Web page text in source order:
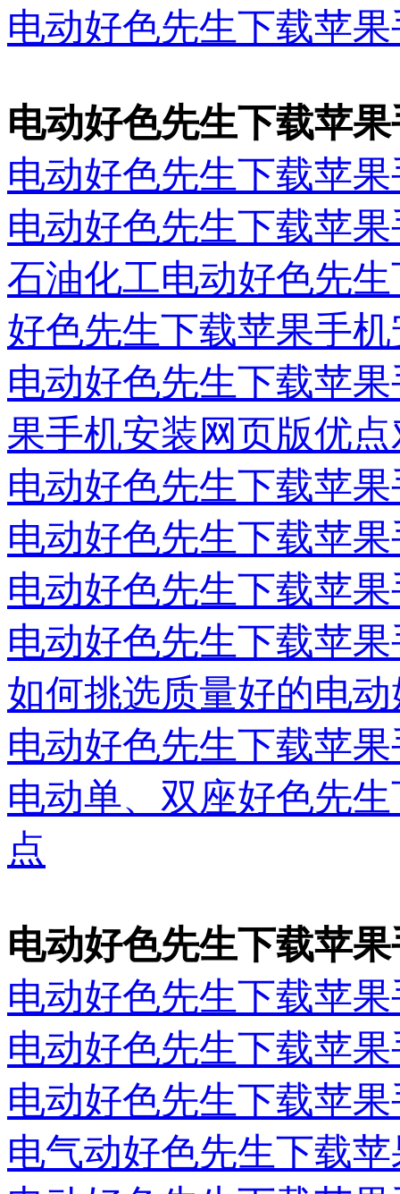
电动好色先生下载苹
电动好色先生下载苹
电动好色先生下载苹
电动好色先生下载苹
石油化工电动好色先
好色先生下载苹果手
电动好色先生下载苹
果手机安装网页版优
电动好色先生下载苹
电动好色先生下载苹
电动好色先生下载苹
电动好色先生下载苹
如何挑选质量好的电
电动好色先生下载苹
电动单、双座好色
点
电动好色先生下载苹
电动好色先生下载苹
电动好色先生下载苹
电动好色先生下载苹
电气动好色先生下载